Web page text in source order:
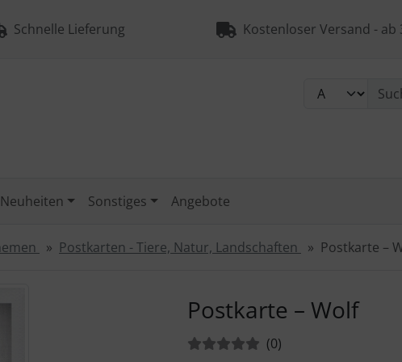
Schnelle Lieferung Kostenloser Versand - ab
Neuheiten Sonstiges Angebote
Postkarten - Tiere, Natur, Landschaften Postkarte –
Postkarte – Wolf
Bewertungen:(0Bewertungen
)